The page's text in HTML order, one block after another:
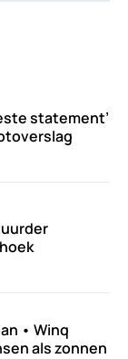
statement’
• Winq
als zonnen